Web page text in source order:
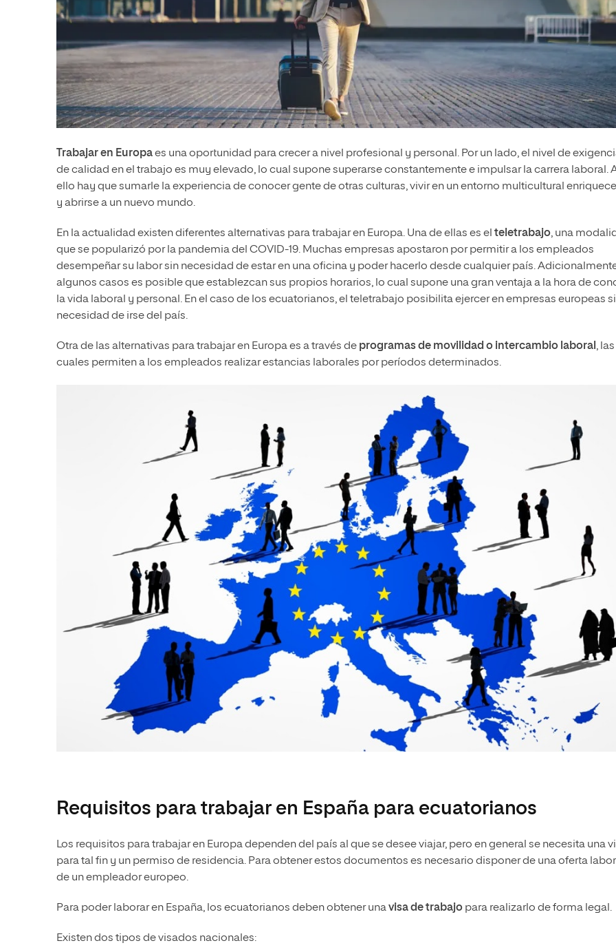
Trabajar en Europaes una oportunidad para crecer a nivel profesional y personal. Por un lado, el nivel de
de calidad en el trabajo es muy elevado, lo cual supone superarse constantemente e impulsar la carrera laboral.
ello hay que sumarle la experiencia de conocer gente de otras culturas, vivir en un entorno multicultural
y abrirse a un nuevo mundo.
En la actualidad existen diferentes alternativas para trabajar en Europa. Una de ellas es el teletrabajo, una
que se popularizó por la pandemia del COVID-19. Muchas empresas apostaron por permitir a los empleados
desempeñar su labor sin necesidad de estar en una oficina y poder hacerlo desde cualquier país.
algunos casos es posible que establezcan sus propios horarios, lo cual supone una gran ventaja a la hora de
la vida laboral y personal. En el caso de los ecuatorianos, el teletrabajo posibilita ejercer en empresas europeas
necesidad de irse del país.
Otra de las alternativas para trabajar en Europa es a través de programas de movilidad o intercambio laboral, las
cuales permiten a los empleados realizar estancias laborales por períodos determinados.
Requisitos para trabajar en España para ecuatorianos
Los requisitos para trabajar en Europa dependen del país al que se desee viajar, pero en general se necesita una
para tal fin y un permiso de residencia. Para obtener estos documentos es necesario disponer de una oferta
de un empleador europeo.
Para poder laborar en España, los ecuatorianos deben obtener unavisa de trabajo para realizarlo de forma legal.
Existen dos tipos de visados nacionales: